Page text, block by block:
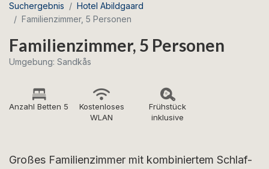
Suchergebnis
Hotel Abildgaard
Familienzimmer, 5 Personen
Familienzimmer, 5 Personen
Umgebung: Sandkås
Anzahl Betten 5
Kostenloses
WLAN
Frühstück
inklusive
Großes Familienzimmer mit kombiniertem Schlaf-